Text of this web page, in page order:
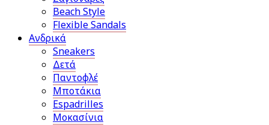
Beach Style
Flexible Sandals
Ανδρικά
Sneakers
Δετά
Παντοφλέ
Μποτάκια
Espadrilles
Μοκασίνια